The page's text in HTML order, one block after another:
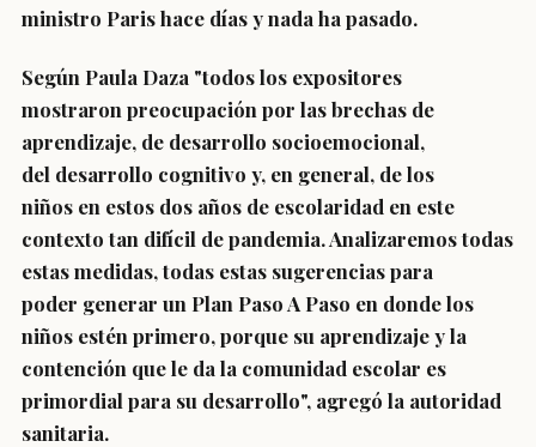
ministro Paris hace días y nada ha pasado.
Según Paula Daza "todos los expositores
mostraron preocupación por las brechas de
aprendizaje, de desarrollo socioemocional,
del desarrollo cognitivo y, en general, de los
niños en estos dos años de escolaridad en este
contexto tan difícil de pandemia. Analizaremos todas
estas medidas, todas estas sugerencias para
poder generar un Plan Paso A Paso en donde los
niños estén primero, porque su aprendizaje y la
contención que le da la comunidad escolar es
primordial para su desarrollo", agregó la autoridad
sanitaria.